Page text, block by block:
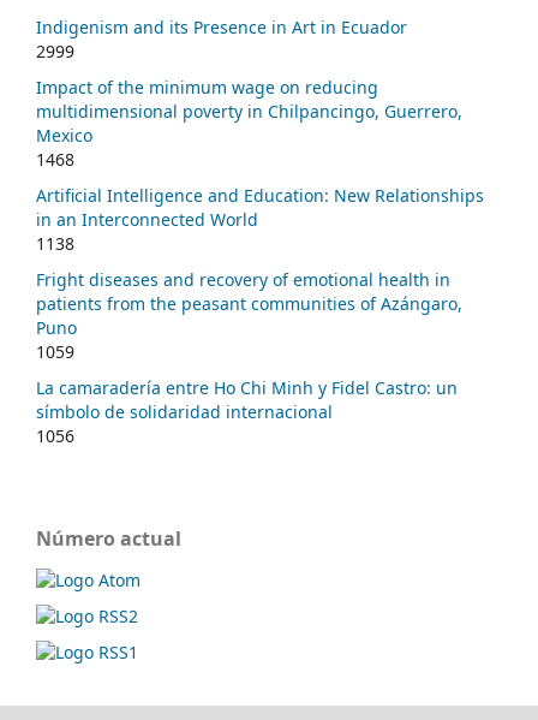
Indigenism and its Presence in Art in Ecuador
2999
Impact of the minimum wage on reducing
multidimensional poverty in Chilpancingo, Guerrero,
Mexico
1468
Artificial Intelligence and Education: New Relationships
in an Interconnected World
1138
Fright diseases and recovery of emotional health in
patients from the peasant communities of Azángaro,
Puno
1059
La camaradería entre Ho Chi Minh y Fidel Castro: un
símbolo de solidaridad internacional
1056
Número actual